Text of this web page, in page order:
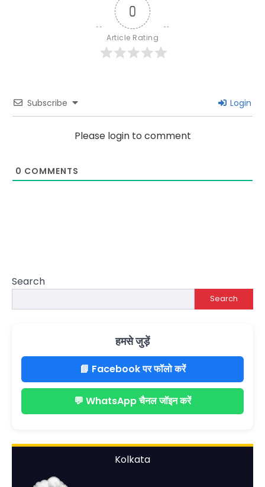
0
Article Rating
Subscribe Login
Please login to comment
0 COMMENTS
Search
Search
हमसे जुड़ें
📘 Facebook पर फॉलो करें
💬 WhatsApp चैनल जॉइन करें
Kolkata